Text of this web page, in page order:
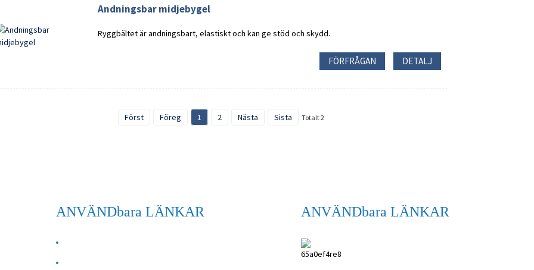
Andningsbar midjebygel
Ryggbältet är andningsbart, elastiskt och kan ge stöd och skydd.
FÖRFRÅGAN DETALJ
Först Föreg 1 2 Nästa Sista Totalt 2
ANVÄNDbara LÄNKAR ANVÄNDbara LÄNKAR